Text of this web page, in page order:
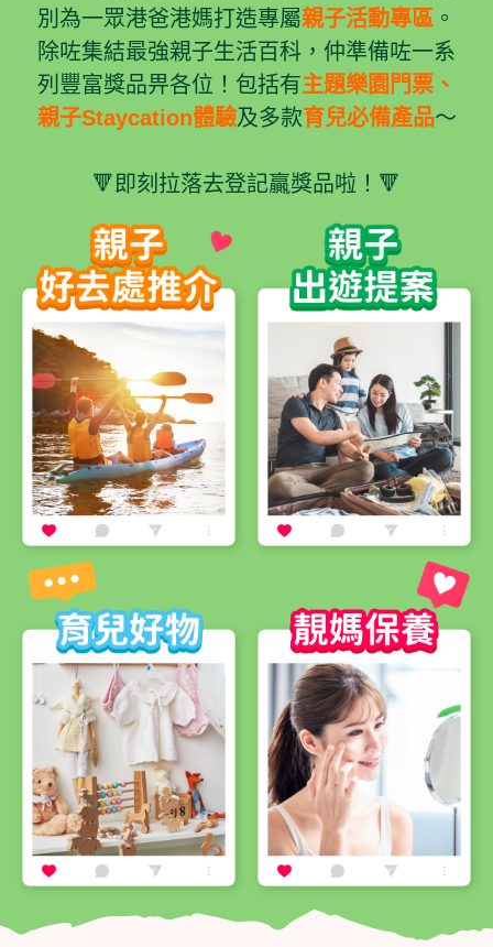
別為一眾港爸港媽打造專屬親子活動專區 。
除咗集結最強親子生活百科，仲準備咗一系
列豐富獎品畀各位！包括有主題樂園門票、
親子Staycation體驗及多款育兒必備產品～
🔻即刻拉落去登記贏獎品啦！🔻